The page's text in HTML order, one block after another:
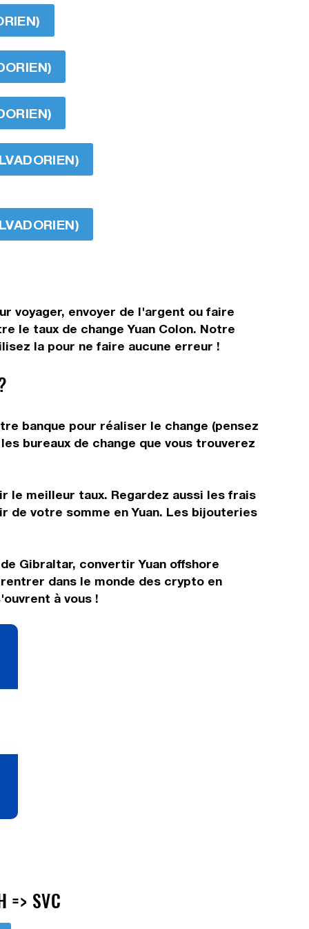
voyager, envoyer de l'argent ou faire
le taux de change Yuan Colon. Notre
la pour ne faire aucune erreur !
banque pour réaliser le change (pensez
bureaux de change que vous trouverez
le meilleur taux. Regardez aussi les frais
de votre somme en Yuan. Les bijouteries
Gibraltar, convertir Yuan offshore
dans le monde des crypto en
à vous !
=> SVC